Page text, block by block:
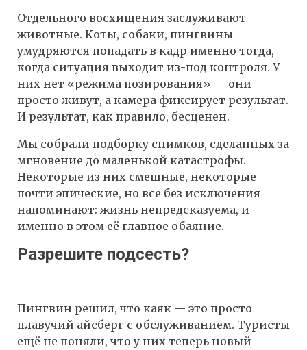
Отдельного восхищения заслуживают
животные. Коты, собаки, пингвины
умудряются попадать в кадр именно тогда,
когда ситуация выходит из-под контроля. У
них нет «режима позирования» — они
просто живут, а камера фиксирует результат.
И результат, как правило, бесценен.
Мы собрали подборку снимков, сделанных за
мгновение до маленькой катастрофы.
Некоторые из них смешные, некоторые —
почти эпические, но все без исключения
напоминают: жизнь непредсказуема, и
именно в этом её главное обаяние.
Разрешите подсесть?
Пингвин решил, что каяк — это просто
плавучий айсберг с обслуживанием. Туристы
ещё не поняли, что у них теперь новый